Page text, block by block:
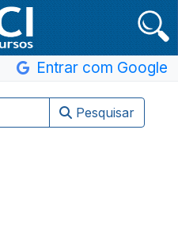
Entrar com Google
Pesquisar